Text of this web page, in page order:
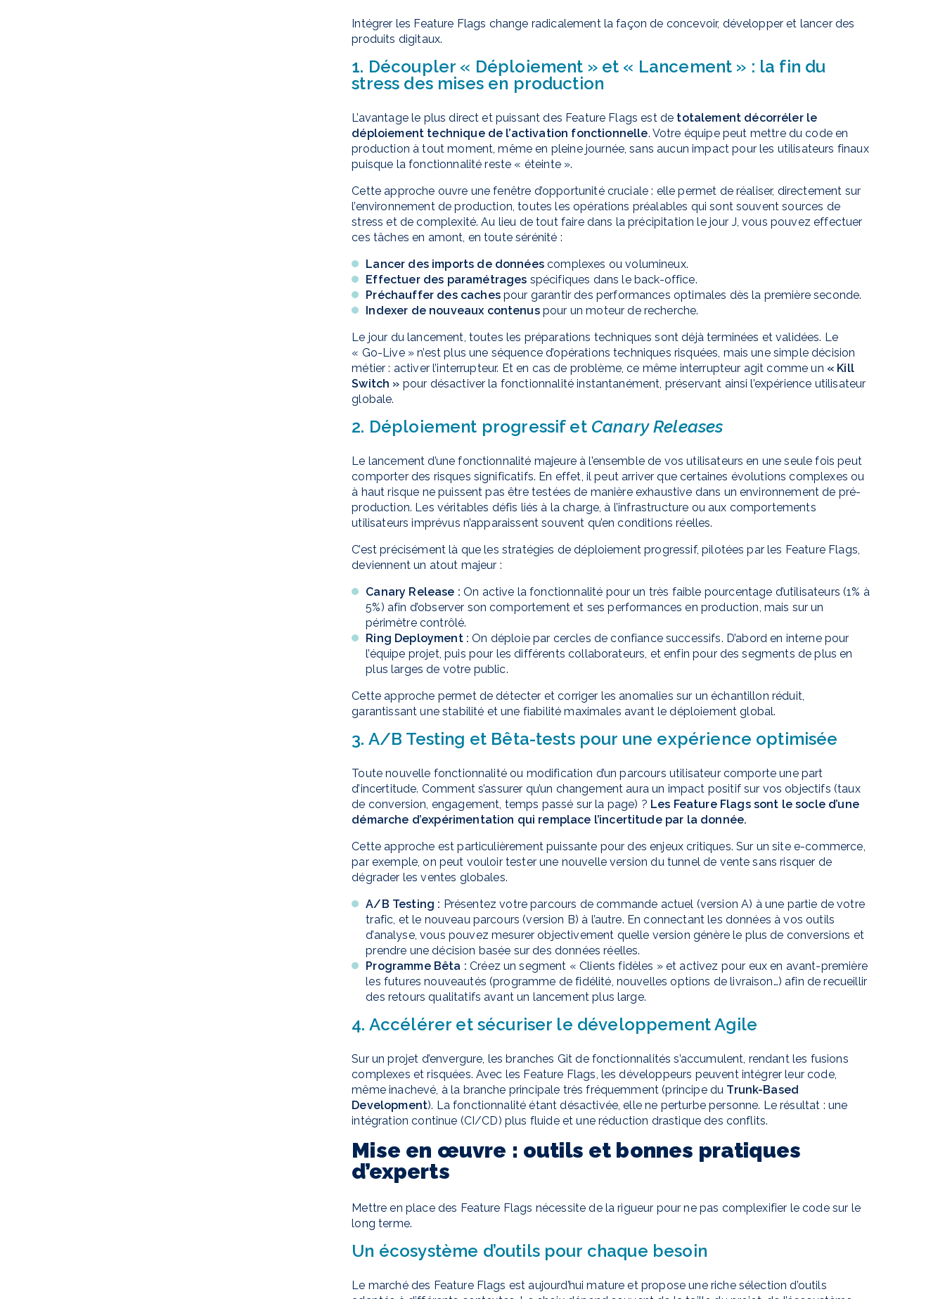
Intégrer les Feature Flags change radicalement la façon de concevoir, développer et lancer des
produits digitaux.
1. Découpler « Déploiement » et « Lancement » : la fin du
stress des mises en production
L’avantage le plus direct et puissant des Feature Flags est de totalement décorréler le
déploiement technique de l’activation fonctionnelle. Votre équipe peut mettre du code en
production à tout moment, même en pleine journée, sans aucun impact pour les utilisateurs finaux
puisque la fonctionnalité reste « éteinte ».
Cette approche ouvre une fenêtre d’opportunité cruciale : elle permet de réaliser, directement sur
l’environnement de production, toutes les opérations préalables qui sont souvent sources de
stress et de complexité. Au lieu de tout faire dans la précipitation le jour J, vous pouvez effectuer
ces tâches en amont, en toute sérénité :
Lancer des imports de donnéescomplexes ou volumineux.
Effectuer des paramétrages spécifiques dans le back-office.
Préchauffer des cachespour garantir des performances optimales dès la première seconde.
Indexer de nouveaux contenuspour un moteur de recherche.
Le jour du lancement, toutes les préparations techniques sont déjà terminées et validées. Le
« Go-Live » n’est plus une séquence d’opérations techniques risquées, mais une simple décision
métier : activer l’interrupteur. Et en cas de problème, ce même interrupteur agit comme un « Kill
Switch » pour désactiver la fonctionnalité instantanément, préservant ainsi l’expérience utilisateur
globale.
2. Déploiement progressif et Canary Releases
Le lancement d’une fonctionnalité majeure à l’ensemble de vos utilisateurs en une seule fois peut
comporter des risques significatifs. En effet, il peut arriver que certaines évolutions complexes ou
à haut risque ne puissent pas être testées de manière exhaustive dans un environnement de pré-
production. Les véritables défis liés à la charge, à l’infrastructure ou aux comportements
utilisateurs imprévus n’apparaissent souvent qu’en conditions réelles.
C’est précisément là que les stratégies de déploiement progressif, pilotées par les Feature Flags,
deviennent un atout majeur :
Canary Release : On active la fonctionnalité pour un très faible pourcentage d’utilisateurs (1% à
5%) afin d’observer son comportement et ses performances en production, mais sur un
périmètre contrôlé.
Ring Deployment : On déploie par cercles de confiance successifs. D’abord en interne pour
l’équipe projet, puis pour les différents collaborateurs, et enfin pour des segments de plus en
plus larges de votre public.
Cette approche permet de détecter et corriger les anomalies sur un échantillon réduit,
garantissant une stabilité et une fiabilité maximales avant le déploiement global.
3. A/B Testing et Bêta-tests pour une expérience optimisée
Toute nouvelle fonctionnalité ou modification d’un parcours utilisateur comporte une part
d’incertitude. Comment s’assurer qu’un changement aura un impact positif sur vos objectifs (taux
de conversion, engagement, temps passé sur la page) ? Les Feature Flags sont le socle d’une
démarche d’expérimentation qui remplace l’incertitude par la donnée.
Cette approche est particulièrement puissante pour des enjeux critiques. Sur un site e-commerce,
par exemple, on peut vouloir tester une nouvelle version du tunnel de vente sans risquer de
dégrader les ventes globales.
A/B Testing : Présentez votre parcours de commande actuel (version A) à une partie de votre
trafic, et le nouveau parcours (version B) à l’autre. En connectant les données à vos outils
d’analyse, vous pouvez mesurer objectivement quelle version génère le plus de conversions et
prendre une décision basée sur des données réelles.
Programme Bêta : Créez un segment « Clients fidèles » et activez pour eux en avant-première
les futures nouveautés (programme de fidélité, nouvelles options de livraison…) afin de recueillir
des retours qualitatifs avant un lancement plus large.
4. Accélérer et sécuriser le développement Agile
Sur un projet d’envergure, les branches Git de fonctionnalités s’accumulent, rendant les fusions
complexes et risquées. Avec les Feature Flags, les développeurs peuvent intégrer leur code,
même inachevé, à la branche principale très fréquemment (principe du Trunk-Based
Development). La fonctionnalité étant désactivée, elle ne perturbe personne. Le résultat : une
intégration continue (CI/CD) plus fluide et une réduction drastique des conflits.
Mise en œuvre : outils et bonnes pratiques
d’experts
Mettre en place des Feature Flags nécessite de la rigueur pour ne pas complexifier le code sur le
long terme.
Un écosystème d’outils pour chaque besoin
Le marché des Feature Flags est aujourd’hui mature et propose une riche sélection d’outils